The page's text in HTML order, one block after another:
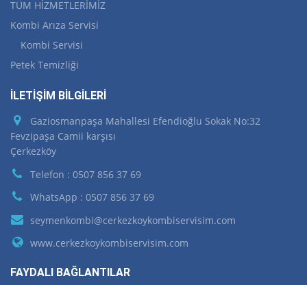
TÜM HİZMETLERİMİZ
Kombi Arıza Servisi
Kombi Servisi
Petek Temizliği
İLETİŞİM BİLGİLERİ
Gaziosmanpaşa Mahallesi Efendioğlu Sokak No:32
Fevzipaşa Camii karşısı
Çerkezköy
Telefon : 0507 856 37 69
WhatsApp : 0507 856 37 69
seymenkombi@cerkezkoykombiservisim.com
www.cerkezkoykombiservisim.com
FAYDALI BAĞLANTILAR